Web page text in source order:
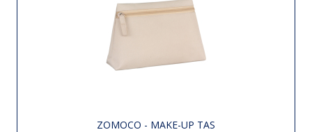
ZOMOCO - MAKE-UP TAS